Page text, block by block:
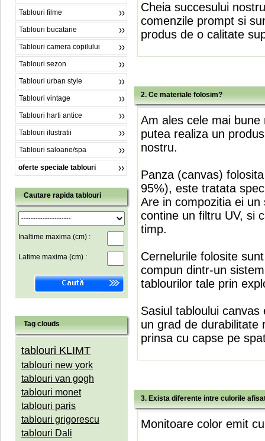
Tablouri filme
Tablouri bucatarie
Tablouri camera copilului
Tablouri sezon
Tablouri urban style
Tablouri vintage
Tablouri harti antice
Tablouri ilustratii
Tablouri saloane/spa
oferte speciale tablouri
Cautare rapida tablouri
Inaltime maxima (cm) :
Latime maxima (cm) :
Tag clouds
tablouri KLIMT
tablouri new york
tablouri van gogh
tablouri monet
tablouri paris
tablouri grigorescu
tablouri Dali
Cheia succesului
comenzile prompt si
produs de o calitate
2. Ce materiale folosim?
Am ales cele mai
putea realiza un
nostru.
Panza (canvas)
95%), este tratata
Are in compozitia ei
contine un filtru UV, si
timp.
Cernelurile folosite
compun dintr-un
tablourilor tale prin
Sasiul tabloului
un grad de durabilitate
prinsa cu capse pe
3. Exista diferente intre culorile
Monitoare color emit